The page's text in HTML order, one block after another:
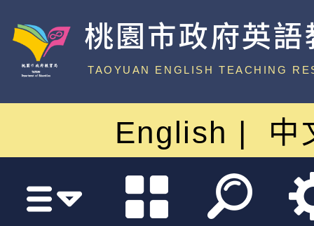
桃園市政府英
中心
TAOYUAN ENGLISH TEACHING
English 中